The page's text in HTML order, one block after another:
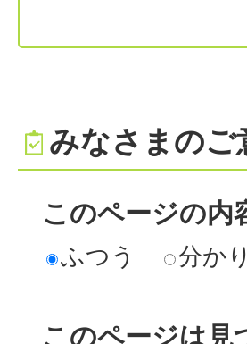
みなさまのご
このページの内
ふつう 分か
このページは見